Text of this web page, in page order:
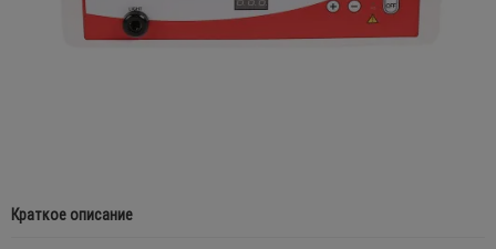
Краткое описание